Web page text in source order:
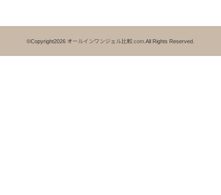
©Copyright2026 オールインワンジェル比較.com.All Rights Reserved.